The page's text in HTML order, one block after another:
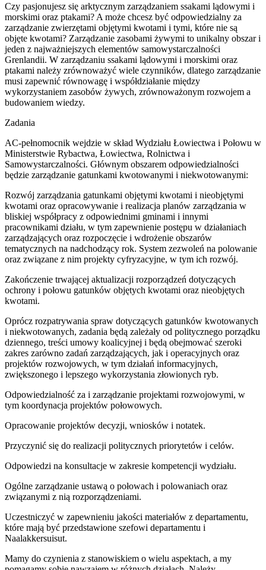
Czy pasjonujesz się arktycznym zarządzaniem ssakami lądowymi i
morskimi oraz ptakami? A może chcesz być odpowiedzialny za
zarządzanie zwierzętami objętymi kwotami i tymi, które nie są
objęte kwotami? Zarządzanie zasobami żywymi to unikalny obszar i
jeden z najważniejszych elementów samowystarczalności
Grenlandii. W zarządzaniu ssakami lądowymi i morskimi oraz
ptakami należy zrównoważyć wiele czynników, dlatego zarządzanie
musi zapewnić równowagę i współdziałanie między
wykorzystaniem zasobów żywych, zrównoważonym rozwojem a
budowaniem wiedzy.
Zadania
AC-pełnomocnik wejdzie w skład Wydziału Łowiectwa i Połowu w
Ministerstwie Rybactwa, Łowiectwa, Rolnictwa i
Samowystarczalności. Głównym obszarem odpowiedzialności
będzie zarządzanie gatunkami kwotowanymi i niekwotowanymi:
Rozwój zarządzania gatunkami objętymi kwotami i nieobjętymi
kwotami oraz opracowywanie i realizacja planów zarządzania w
bliskiej współpracy z odpowiednimi gminami i innymi
pracownikami działu, w tym zapewnienie postępu w działaniach
zarządzających oraz rozpoczęcie i wdrożenie obszarów
tematycznych na nadchodzący rok. System zezwoleń na polowanie
oraz związane z nim projekty cyfryzacyjne, w tym ich rozwój.
Zakończenie trwającej aktualizacji rozporządzeń dotyczących
ochrony i połowu gatunków objętych kwotami oraz nieobjętych
kwotami.
Oprócz rozpatrywania spraw dotyczących gatunków kwotowanych
i niekwotowanych, zadania będą zależały od politycznego porządku
dziennego, treści umowy koalicyjnej i będą obejmować szeroki
zakres zarówno zadań zarządzających, jak i operacyjnych oraz
projektów rozwojowych, w tym działań informacyjnych,
zwiększonego i lepszego wykorzystania złowionych ryb.
Odpowiedzialność za i zarządzanie projektami rozwojowymi, w
tym koordynacja projektów połowowych.
Opracowanie projektów decyzji, wniosków i notatek.
Przyczynić się do realizacji politycznych priorytetów i celów.
Odpowiedzi na konsultacje w zakresie kompetencji wydziału.
Ogólne zarządzanie ustawą o połowach i polowaniach oraz
związanymi z nią rozporządzeniami.
Uczestniczyć w zapewnieniu jakości materiałów z departamentu,
które mają być przedstawione szefowi departamentu i
Naalakkersuisut.
Mamy do czynienia z stanowiskiem o wielu aspektach, a my